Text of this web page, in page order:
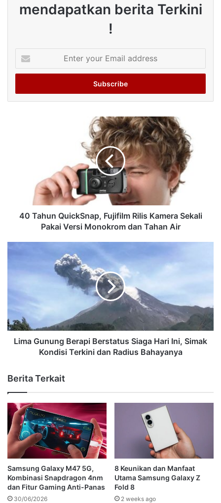
mendapatkan berita Terkini
!
your
Email
40 Tahun QuickSnap, Fujifilm Rilis Kamera Sekali
Pakai Versi Monokrom dan Tahan Air
Lima Gunung Berapi Berstatus Siaga Hari Ini, Simak
Kondisi Terkini dan Radius Bahayanya
Berita Terkait
Samsung Galaxy M47 5G,
Kombinasi Snapdragon 4nm
dan Fitur Gaming Anti-Panas
30/06/2026
8 Keunikan dan Manfaat
Utama Samsung Galaxy Z
Fold 8
2 weeks ago